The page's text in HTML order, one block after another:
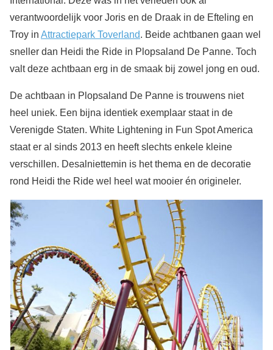
verantwoordelijk voor Joris en de Draak in de Efteling en
Troy in Attractiepark Toverland. Beide achtbanen gaan wel
sneller dan Heidi the Ride in Plopsaland De Panne. Toch
valt deze achtbaan erg in de smaak bij zowel jong en oud.
De achtbaan in Plopsaland De Panne is trouwens niet
heel uniek. Een bijna identiek exemplaar staat in de
Verenigde Staten. White Lightening in Fun Spot America
staat er al sinds 2013 en heeft slechts enkele kleine
verschillen. Desalniettemin is het thema en de decoratie
rond Heidi the Ride wel heel wat mooier én origineler.